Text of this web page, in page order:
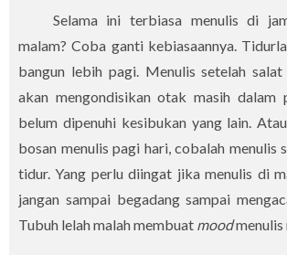
Selama ini terbiasa menulis di
malam? Coba ganti kebiasaannya.
bangun lebih pagi. Menulis setelah salat
akan mengondisikan otak masih dalam
belum dipenuhi kesibukan yang lain.
bosan menulis pagi hari, cobalah menulis
tidur. Yang perlu diingat jika menulis di
jangan sampai begadang sampai
Tubuh lelah malah membuat moodmenulis